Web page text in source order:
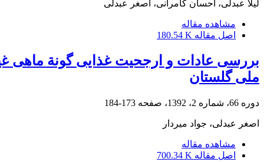
لیلا عبدلی، احسان کامرانی، اصغر عبدلی
مشاهده مقاله
اصل مقاله 180.54 K
ملی گلستان
دوره 66، شماره 2، 1392، صفحه 173-184
اصغر عبدلی، جواد میردار
مشاهده مقاله
اصل مقاله 700.34 K